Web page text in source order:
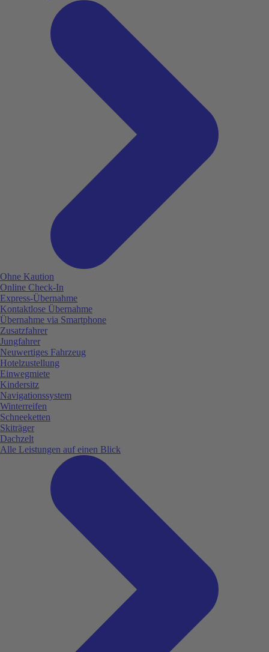
Ohne Kaution
Online Check-In
Express-Übernahme
Kontaktlose Übernahme
Übernahme via Smartphone
Zusatzfahrer
Jungfahrer
Neuwertiges Fahrzeug
Hotelzustellung
Einwegmiete
Kindersitz
Navigationssystem
Winterreifen
Schneeketten
Skiträger
Dachzelt
Alle Leistungen auf einen Blick